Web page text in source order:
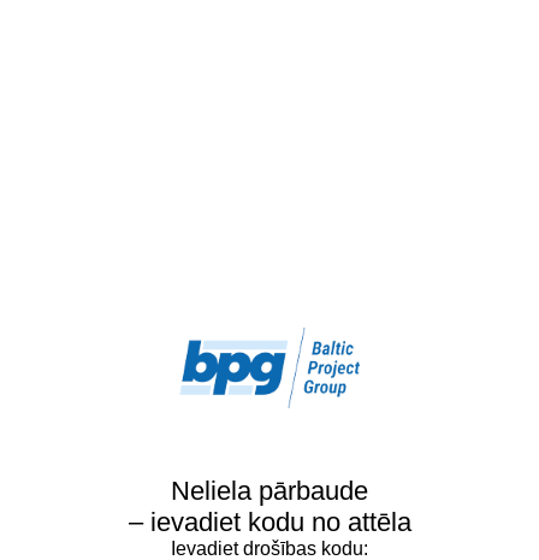
Neliela pārbaude
– ievadiet kodu no attēla
Ievadiet drošības kodu: